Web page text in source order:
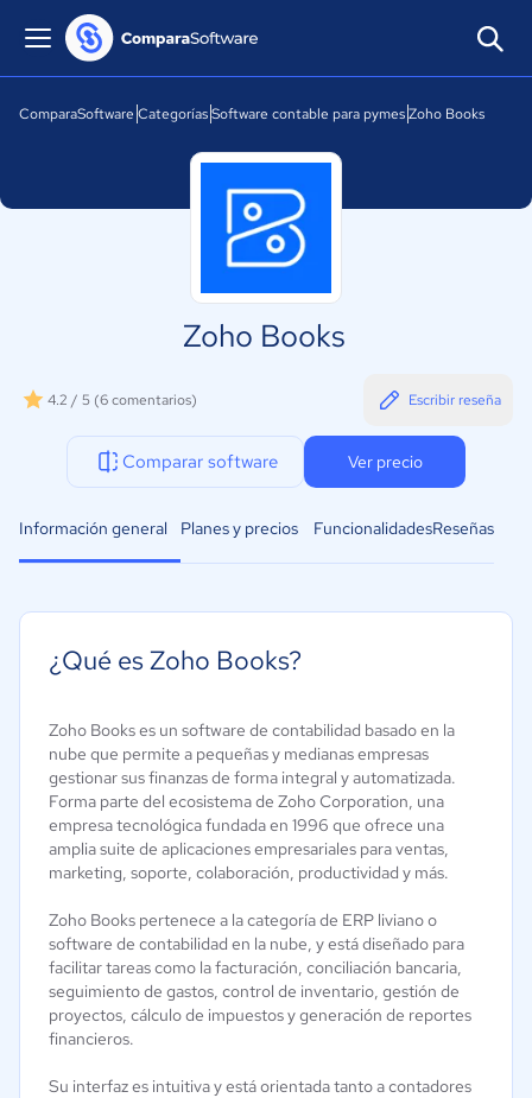
ComparaSoftware CategoríasSoftware contable para pymesZoho Books
Zoho Books
4.2 / 5 (6 comentarios) Escribir reseña
Comparar software Ver precio
Información general Planes y precios FuncionalidadesReseñas
¿Qué es Zoho Books?
Zoho Books es un software de contabilidad basado en la
nube que permite a pequeñas y medianas empresas
gestionar sus finanzas de forma integral y automatizada.
Forma parte del ecosistema de Zoho Corporation, una
empresa tecnológica fundada en 1996 que ofrece una
amplia suite de aplicaciones empresariales para ventas,
marketing, soporte, colaboración, productividad y más.
Zoho Books pertenece a la categoría de ERP liviano o
software de contabilidad en la nube, y está diseñado para
facilitar tareas como la facturación, conciliación bancaria,
seguimiento de gastos, control de inventario, gestión de
proyectos, cálculo de impuestos y generación de reportes
financieros.
Su interfaz es intuitiva y está orientada tanto a contadores